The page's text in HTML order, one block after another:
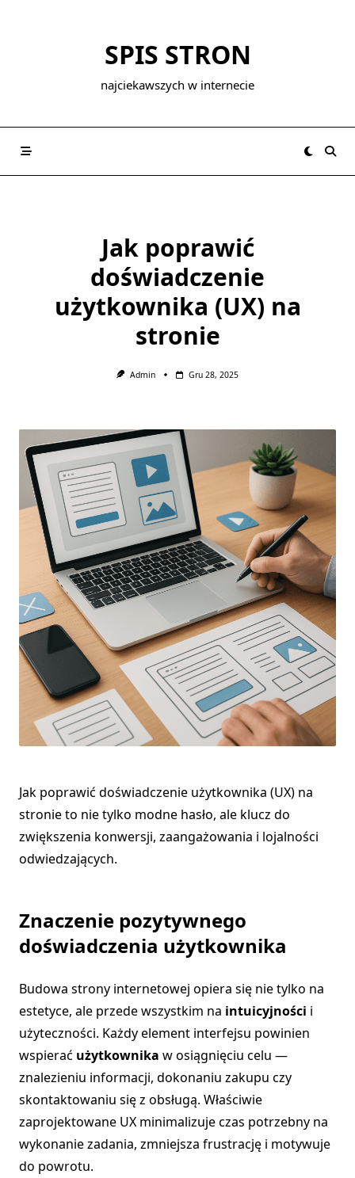
SPIS STRON
najciekawszych w internecie
Jak poprawić
doświadczenie
użytkownika (UX) na
stronie
Admin Gru 28, 2025
Jak poprawić doświadczenie użytkownika (UX) na
stronie to nie tylko modne hasło, ale klucz do
zwiększenia konwersji, zaangażowania i lojalności
odwiedzających.
Znaczenie pozytywnego
doświadczenia użytkownika
Budowa strony internetowej opiera się nie tylko na
estetyce, ale przede wszystkim na intuicyjności i
użyteczności. Każdy element interfejsu powinien
wspierać użytkownika w osiągnięciu celu —
znalezieniu informacji, dokonaniu zakupu czy
skontaktowaniu się z obsługą. Właściwie
zaprojektowane UX minimalizuje czas potrzebny na
wykonanie zadania, zmniejsza frustrację i motywuje
do powrotu.